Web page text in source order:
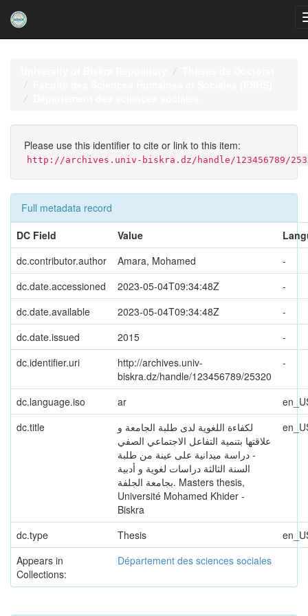
Please use this identifier to cite or link to this item:
http://archives.univ-biskra.dz/handle/123456789/
Full metadata record
DC Field
Value
dc.contributor.author
Amara, Mohamed
-
dc.date.accessioned
2023-05-04T09:34:48Z
-
dc.date.available
2023-05-04T09:34:48Z
-
dc.date.issued
2015
-
dc.identifier.uri
http://archives.univ-
biskra.dz/handle/123456789/25320
-
dc.language.iso ar
dc.title
لكفاءة اللغوية لدى طلبة الجامعة و
علاقتها بتنمية التفاعل الاجتماعي الصفي
- دراسة ميدانية على عينة من طلبة
السنة الثالثة دراسات لغوية و أدبية
بجامعة الجلفة. Masters thesis,
Université Mohamed Khider -
Biskra
dc.type Thesis
Appears in
Collections:
Département des sciences sociales